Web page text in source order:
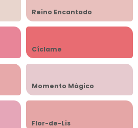
Reino Encantado
Cíclame
Momento Mágico
Flor-de-Lis